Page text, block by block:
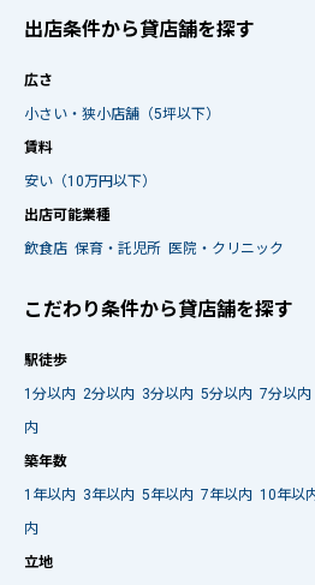
出店条件から貸店舗を探す
広さ
小さい・狭小店舗（5坪以下）
賃料
安い（10万円以下）
出店可能業種
飲食店 保育・託児所 医院・クリニック
こだわり条件から貸店舗を探す
駅徒歩
1分以内 2分以内 3分以内 5分以内 7分以内
内
築年数
1年以内 3年以内 5年以内 7年以内 10年以
内
立地